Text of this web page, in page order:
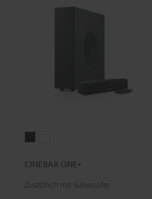
BlackWhite
CINEBAR ONE+
Zusätzlich mit Subwoofer